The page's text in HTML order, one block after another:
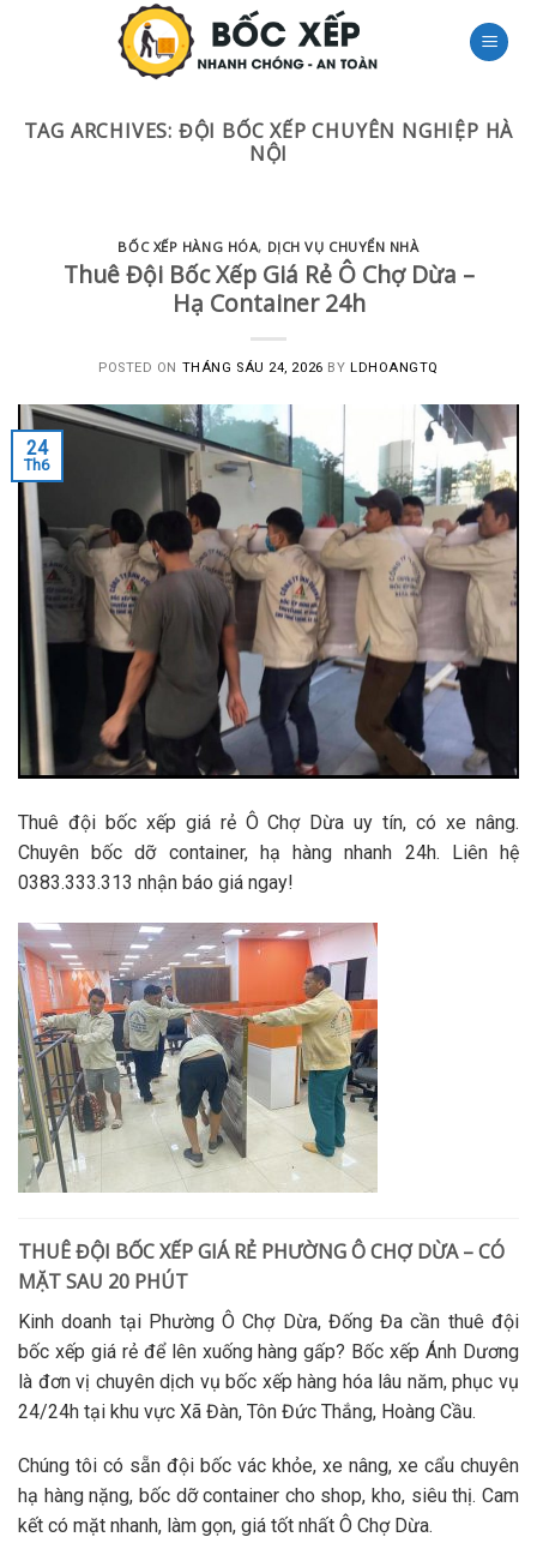
TAG ARCHIVES: ĐỘI BỐC XẾP CHUYÊN NGHIỆP HÀ
NỘI
BỐC XẾP HÀNG HÓA, DỊCH VỤ CHUYỂN NHÀ
Thuê Đội Bốc Xếp Giá Rẻ Ô Chợ Dừa –
Hạ Container 24h
POSTED ON THÁNG SÁU 24, 2026 BY LDHOANGTQ
24
Th6
Thuê đội bốc xếp giá rẻ Ô Chợ Dừa uy tín, có xe nâng.
Chuyên bốc dỡ container, hạ hàng nhanh 24h. Liên hệ
0383.333.313 nhận báo giá ngay!
THUÊ ĐỘI BỐC XẾP GIÁ RẺ PHƯỜNG Ô CHỢ DỪA – CÓ
MẶT SAU 20 PHÚT
Kinh doanh tại Phường Ô Chợ Dừa, Đống Đa cần thuê đội
bốc xếp giá rẻđể lên xuống hàng gấp? Bốc xếp Ánh Dương
là đơn vị chuyêndịch vụ bốc xếp hàng hóalâu năm, phục vụ
24/24h tại khu vực Xã Đàn, Tôn Đức Thắng, Hoàng Cầu.
Chúng tôi có sẵn đội bốc vác khỏe, xe nâng, xe cẩu chuyên
hạ hàng nặng, bốc dỡ container cho shop, kho, siêu thị. Cam
kết có mặt nhanh, làm gọn, giá tốt nhất Ô Chợ Dừa.